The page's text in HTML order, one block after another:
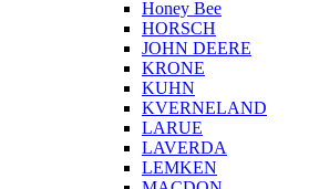
Honey Bee
HORSCH
JOHN DEERE
KRONE
KUHN
KVERNELAND
LARUE
LAVERDA
LEMKEN